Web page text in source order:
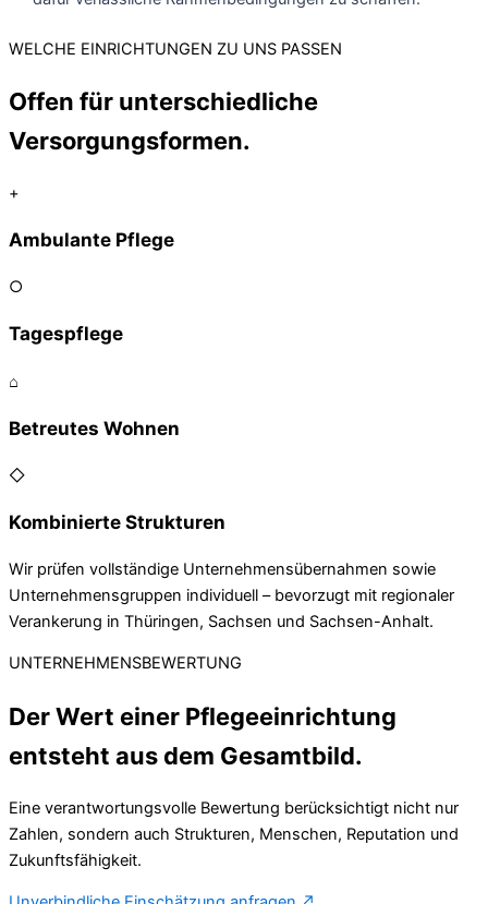
WELCHE EINRICHTUNGEN ZU UNS PASSEN
Offen für unterschiedliche
Versorgungsformen.
+
Ambulante Pflege
○
Tagespflege
⌂
Betreutes Wohnen
◇
Kombinierte Strukturen
Wir prüfen vollständige Unternehmensübernahmen sowie
Unternehmensgruppen individuell – bevorzugt mit regionaler
Verankerung in Thüringen, Sachsen und Sachsen-Anhalt.
UNTERNEHMENSBEWERTUNG
Der Wert einer Pflegeeinrichtung
entsteht aus dem Gesamtbild.
Eine verantwortungsvolle Bewertung berücksichtigt nicht nur
Zahlen, sondern auch Strukturen, Menschen, Reputation und
Zukunftsfähigkeit.